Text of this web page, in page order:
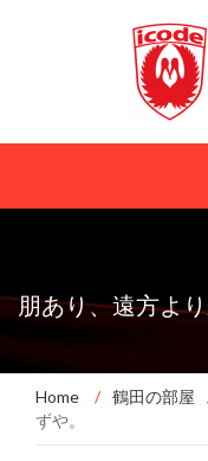
朋あり、遠方よ
Home / 鶴田の部屋
ずや。